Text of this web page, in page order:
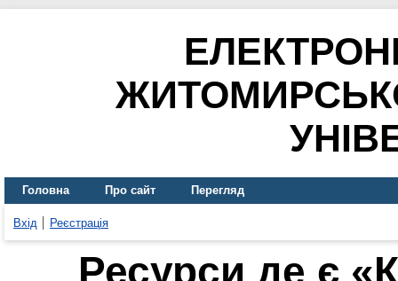
Головна Про сайт Перегляд
Вхід Реєстрація
Ресурси де є